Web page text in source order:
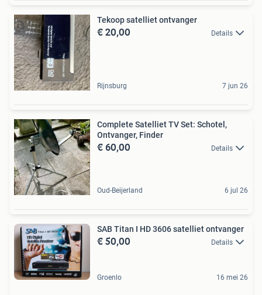
Tekoop satelliet ontvanger
€ 20,00 Details
Rijnsburg 7 jun 26
Complete Satelliet TV Set: Schotel,
Ontvanger, Finder
€ 60,00 Details
Oud-Beijerland 6 jul 26
SAB Titan I HD 3606 satelliet ontvanger
€ 50,00 Details
Groenlo 16 mei 26